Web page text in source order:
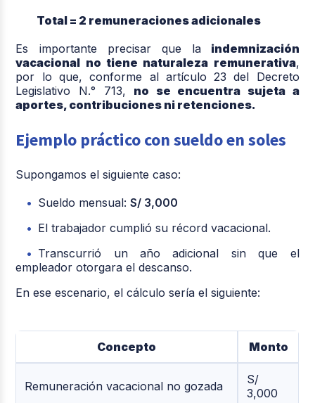
Total = 2 remuneraciones adicionales
Es importante precisar que la
indemnización
vacacional no tiene naturaleza remunerativa,
por lo que, conforme al artículo 23 del Decreto
Legislativo N.° 713, no se encuentra sujeta a
aportes, contribuciones ni retenciones.
Ejemplo práctico con sueldo en soles
Supongamos el siguiente caso:
Sueldo mensual:S/ 3,000
El trabajador cumplió su récord vacacional.
Transcurrió un año adicional sin que el
empleador otorgara el descanso.
En ese escenario, el cálculo sería el siguiente:
Concepto Monto
Remuneración vacacional no gozada
S/
3,000